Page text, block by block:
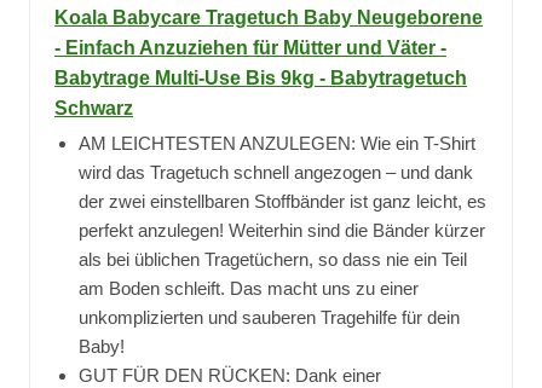
Koala Babycare Tragetuch Baby Neugeborene
- Einfach Anzuziehen für Mütter und Väter -
Babytrage Multi-Use Bis 9kg - Babytragetuch
Schwarz
AM LEICHTESTEN ANZULEGEN: Wie ein T-Shirt
wird das Tragetuch schnell angezogen – und dank
der zwei einstellbaren Stoffbänder ist ganz leicht, es
perfekt anzulegen! Weiterhin sind die Bänder kürzer
als bei üblichen Tragetüchern, so dass nie ein Teil
am Boden schleift. Das macht uns zu einer
unkomplizierten und sauberen Tragehilfe für dein
Baby!
GUT FÜR DEN RÜCKEN: Dank einer